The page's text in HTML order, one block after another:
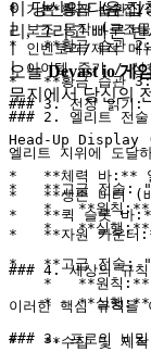
이 당신의 다음 집
리, 그리고 빠른
오늘Devast io 게
무지에서 당신의
| 기본 동작 (수집/
| 보조 동작 (구조
| 인벤토리/제작
| 아이템 줍기 /
### 3. 전장 읽기:
Head-Up Display
*   **체력 바:** 일
*   **생존 미터 (배
*   **퀵 슬롯 바:**
*   **자원 카운터:**
### 4. 세상의 규칙
이러한 핵심 규칙을
*   **수집 및 제작
*   **황금 습관 1:
*   **황금 습관 2:
*   **황금 습관 3:
### 2. 엘리트 전술
엘리트 지위에 도달
*   **고급 전술: "
*   **원칙:**
*   **실행:**
*   **고급 전술: "
*   **원칙:**
*   **실행:**
### 3. 프로의 비밀